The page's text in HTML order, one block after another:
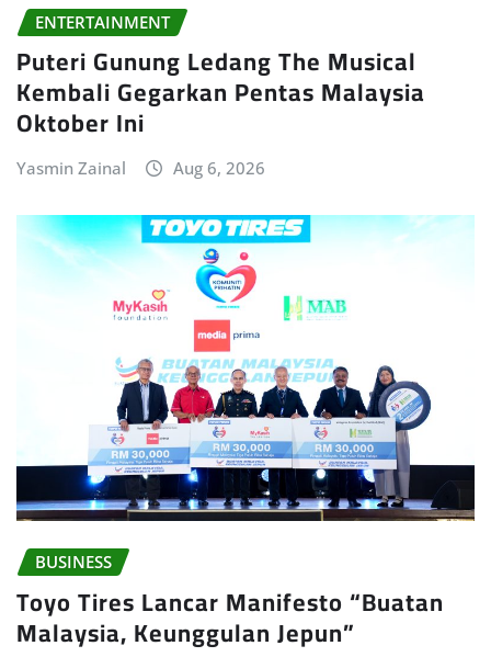
ENTERTAINMENT
Puteri Gunung Ledang The Musical
Kembali Gegarkan Pentas Malaysia
Oktober Ini
Yasmin Zainal Aug 6, 2026
BUSINESS
Toyo Tires Lancar Manifesto “Buatan
Malaysia, Keunggulan Jepun”